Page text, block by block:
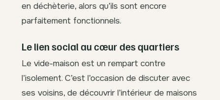
en déchèterie, alors qu’ils sont encore
parfaitement fonctionnels.
Le lien social au cœur des quartiers
Le vide-maison est un rempart contre
l’isolement. C’est l’occasion de discuter avec
ses voisins, de découvrir l’intérieur de maisons